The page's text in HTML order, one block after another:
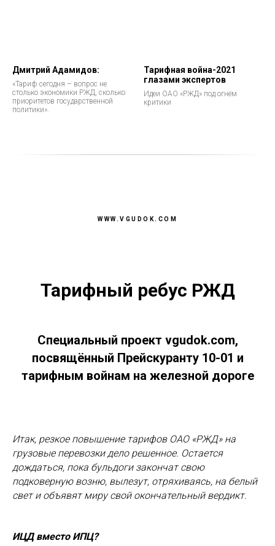
Дмитрий Адамидов:
«Тариф сегодня – вопрос не
столько экономики РЖД, сколько
приоритетов государственной
политики».
Тарифная война-2021
глазами экспертов
Идеи ОАО «РЖД» под огнём
критики
WWW.VGUDOK.COM
Тарифный ребус РЖД
Специальный проект vgudok.com,
посвящённый Прейскуранту 10-01 и
тарифным войнам на железной дороге
Итак, резкое повышение тарифов ОАО «РЖД» на
грузовые перевозки дело решенное. Остается
дождаться, пока бульдоги закончат свою
подковерную возню, вылезут, отряхиваясь, на белый
свет и объявят миру свой окончательный вердикт.
ИЦД вместо ИПЦ?